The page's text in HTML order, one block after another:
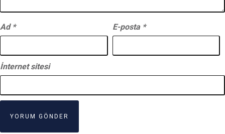
Ad * E-posta *
İnternet sitesi